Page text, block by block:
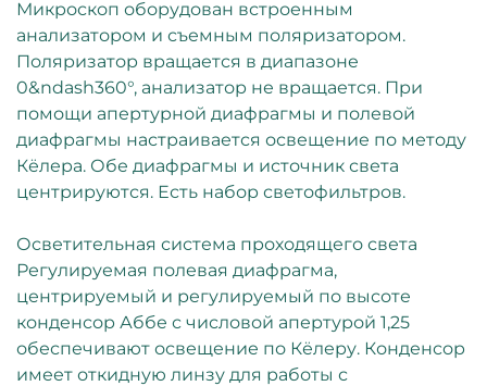
Микроскоп оборудован встроенным
анализатором и съемным поляризатором.
Поляризатор вращается в диапазоне
0&ndash360°, анализатор не вращается. При
помощи апертурной диафрагмы и полевой
диафрагмы настраивается освещение по методу
Кёлера. Обе диафрагмы и источник света
центрируются. Есть набор светофильтров.
Осветительная система проходящего света
Регулируемая полевая диафрагма,
центрируемый и регулируемый по высоте
конденсор Аббе с числовой апертурой 1,25
обеспечивают освещение по Кёлеру. Конденсор
имеет откидную линзу для работы с